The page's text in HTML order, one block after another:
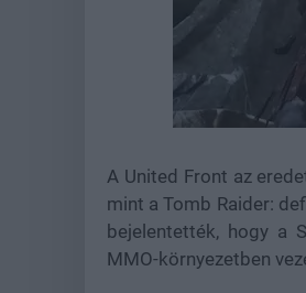
Unmute
A United Front az
mint a Tomb Raider:
bejelentették, hogy a
MMO-környezetben